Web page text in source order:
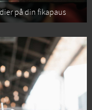
på din fikapaus